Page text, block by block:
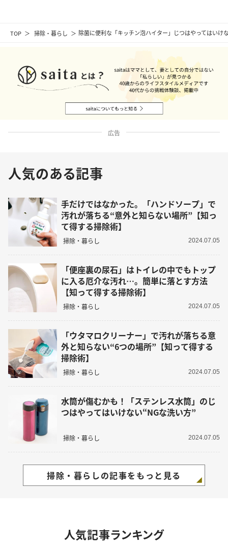
TOP 掃除・暮らし 除菌に便利な「キッチン泡ハイター」じつはやってはいけ
広告
人気のある記事
手だけではなかった。「ハンドソープ」で
汚れが落ちる“意外と知らない場所”【知っ
て得する掃除術】
掃除・暮らし 2024.07.05
「便座裏の尿石」はトイレの中でもトップ
に入る厄介な汚れ…。簡単に落とす方法
【知って得する掃除術】
掃除・暮らし 2024.07.05
「ウタマロクリーナー」で汚れが落ちる意
外と知らない“6つの場所”【知って得する
掃除術】
掃除・暮らし 2024.07.05
水筒が傷むかも！「ステンレス水筒」のじ
つはやってはいけない“NGな洗い方”
掃除・暮らし 2024.07.05
掃除・暮らしの記事をもっと見る
人気記事ランキング